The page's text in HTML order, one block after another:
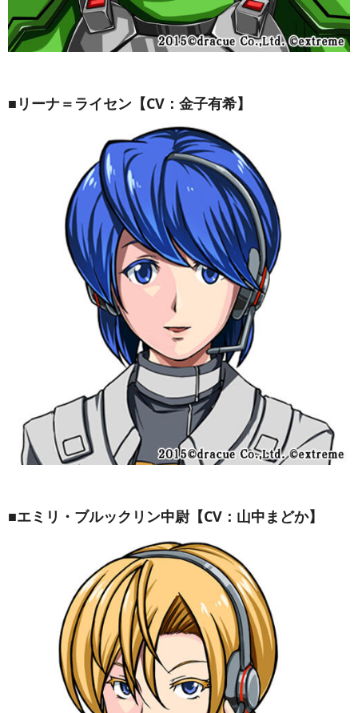
■リーナ＝ライセン【CV：金子有希】
■エミリ・ブルックリン中尉【CV：山中まどか】